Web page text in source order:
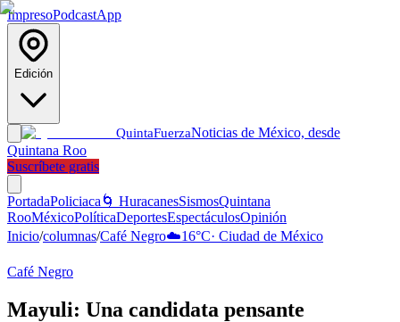
ImpresoPodcastApp
Edición
QuintaFuerzaNoticias de México, desde
Quintana Roo
Suscríbete gratis
PortadaPoliciaca 🌀 HuracanesSismosQuintana
RooMéxicoPolíticaDeportesEspectáculosOpinión
Inicio/columnas/Café Negro☁️16°C· Ciudad de México
Café Negro
Mayuli: Una candidata pensante